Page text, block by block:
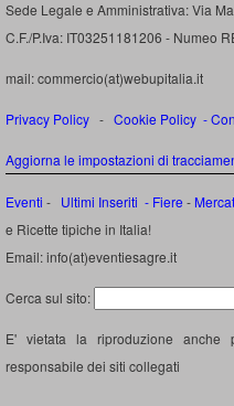
Sede Legale e Amministrativa: Via
C.F./P.Iva: IT03251181206 - Numeo
mail: commercio(at)webupitalia.it
Privacy Policy - Cookie Policy -
Aggiorna le impostazioni di
Eventi - Ultimi Inseriti - Fiere -
e Ricette tipiche in Italia!
Email: info(at)eventiesagre.it
Cerca sul sito:
E' vietata la riproduzione
responsabile dei siti collegati